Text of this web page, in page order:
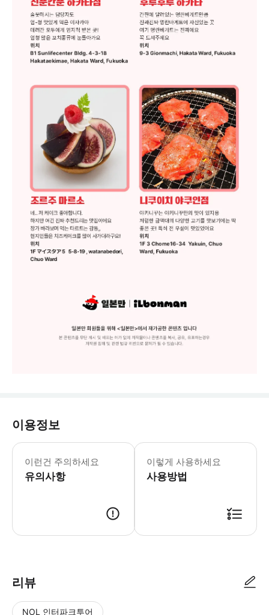
이용정보
이런건 주의하세요
유의사항
✔️본 상품은 승선권 판매 대행 상품입
이렇게 사용하세요
사용방법
리뷰
NOL 인터파크투어